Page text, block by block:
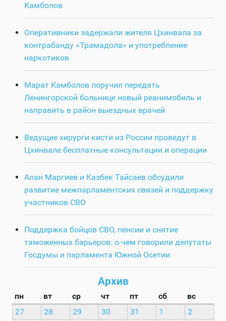
Камболов
Оперативники задержали жителя Цхинвала за
контрабанду «Трамадола» и употребление
наркотиков
Марат Камболов поручил передать
Ленингорской больнице новый реанимобиль и
направить в район выездных врачей
Ведущие хирурги кисти из России проведут в
Цхинвале бесплатные консультации и операции
Алан Маргиев и Казбек Тайсаев обсудили
развитие межпарламентских связей и поддержку
участников СВО
Поддержка бойцов СВО, пенсии и снятие
таможенных барьеров: о чем говорили депутаты
Госдумы и парламента Южной Осетии
Архив
пн вт ср чт пт сб
вс
27
28 29 30 31 1
2